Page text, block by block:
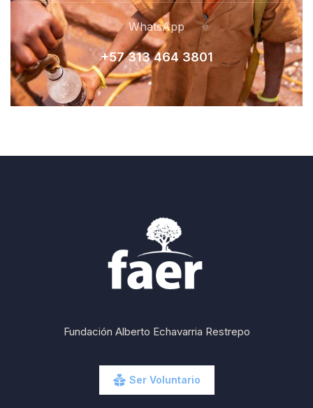
WhatsApp
+57 313 464 3801
Fundación Alberto Echavarria Restrepo
Ser Voluntario